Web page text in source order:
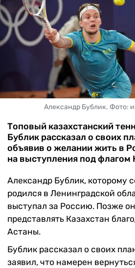
ВЕЛОСПОРТ
ЧМ-2026
БУКМЕКЕРЫ
Александр Бублик. Фото:
Топовый казахстанский
Бублик рассказал о своих
объявив о желании жить в
на выступления под флагом
Александр Бублик, которому
родился в Ленинградской
выступал за Россию. Позже
представлять Казахстан
Астаны.
Бублик рассказал о своих
заявил, что намерен